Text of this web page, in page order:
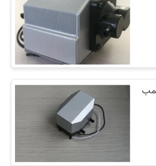
پمپ هوا